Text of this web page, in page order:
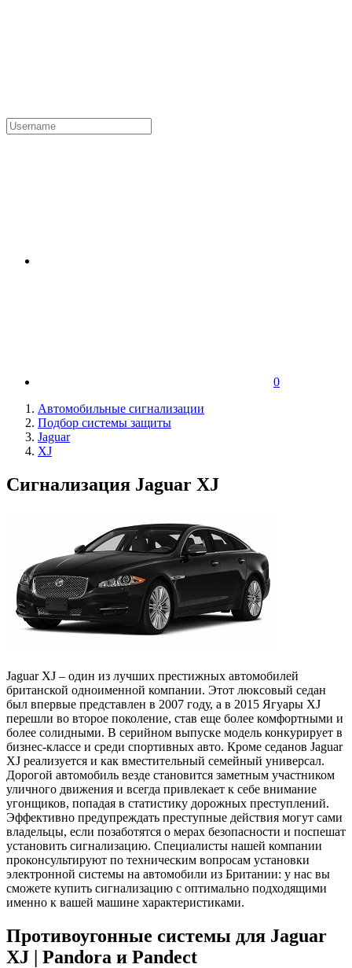
0
Автомобильные сигнализации
Подбор системы защиты
Jaguar
XJ
Сигнализация Jaguar XJ
Jaguar XJ – один из лучших престижных автомобилей
британской одноименной компании. Этот люксовый седан
был впервые представлен в 2007 году, а в 2015 Ягуары XJ
перешли во второе поколение, став еще более комфортными и
более солидными. В серийном выпуске модель конкурирует в
бизнес-классе и среди спортивных авто. Кроме седанов Jaguar
XJ реализуется и как вместительный семейный универсал.
Дорогой автомобиль везде становится заметным участником
уличного движения и всегда привлекает к себе внимание
угонщиков, попадая в статистику дорожных преступлений.
Эффективно предупреждать преступные действия могут сами
владельцы, если позаботятся о мерах безопасности и поспешат
установить сигнализацию. Специалисты нашей компании
проконсультируют по техническим вопросам установки
электронной системы на автомобили из Британии: у нас вы
сможете купить сигнализацию с оптимально подходящими
именно к вашей машине характеристиками.
Противоугонные системы для Jaguar
XJ | Pandora и Pandect